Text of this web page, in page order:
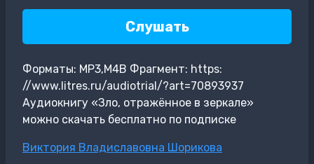
Слушать
Форматы: MP3,M4B Фрагмент: https:
//www.litres.ru/audiotrial/?art=70893937
Аудиокнигу «Зло, отражённое в зеркале»
можно скачать бесплатно по подписке
Метки
Виктория Владиславовна Шорикова